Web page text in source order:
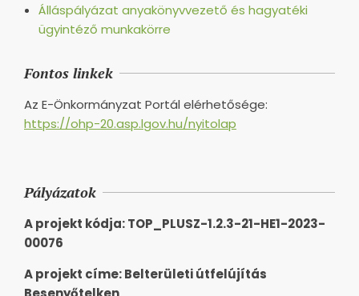
Álláspályázat anyakönyvvezető és hagyatéki
ügyintéző munkakörre
Fontos linkek
Az E-Önkormányzat Portál elérhetősége:
https://ohp-20.asp.lgov.hu/nyitolap
Pályázatok
A projekt kódja: TOP_PLUSZ-1.2.3-21-HE1-2023-
00076
A projekt címe: Belterületi útfelújítás